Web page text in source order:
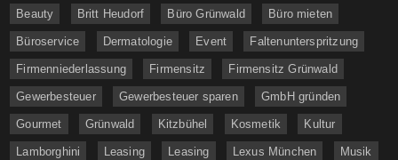
Beauty Britt Heudorf Büro Grünwald Büro mieten
Büroservice Dermatologie Event Faltenunterspritzung
Firmenniederlassung Firmensitz Firmensitz Grünwald
Gewerbesteuer Gewerbesteuer sparen GmbH gründen
Gourmet Grünwald Kitzbühel Kosmetik Kultur
Lamborghini Leasing Leasing Lexus München Musik